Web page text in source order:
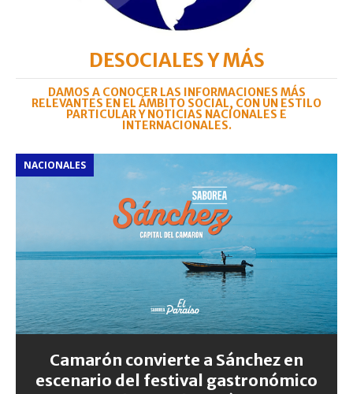
DESOCIALES Y MÁS
DAMOS A CONOCER LAS INFORMACIONES MÁS
RELEVANTES EN EL ÁMBITO SOCIAL, CON UN ESTILO
PARTICULAR Y NOTICIAS NACIONALES E
INTERNACIONALES.
NACIONALES
Camarón convierte a Sánchez en
escenario del festival gastronómico